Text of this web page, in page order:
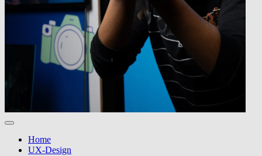
Home
UX-Design